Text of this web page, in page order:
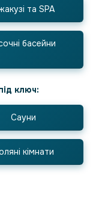
та SPA
басейни
ключ:
Сауни
кімнати